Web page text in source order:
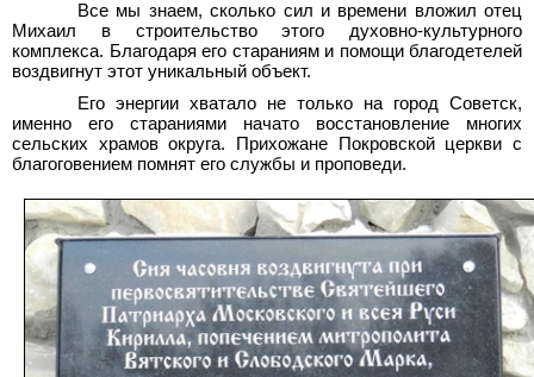
Все мы знаем, сколько сил и времени вложил отец
Михаил в строительство этого духовно-культурного
комплекса. Благодаря его стараниям и помощи благодетелей
воздвигнут этот уникальный объект.
Его энергии хватало не только на город Советск,
именно его стараниями начато восстановление многих
сельских храмов округа. Прихожане Покровской церкви с
благоговением помнят его службы и проповеди.